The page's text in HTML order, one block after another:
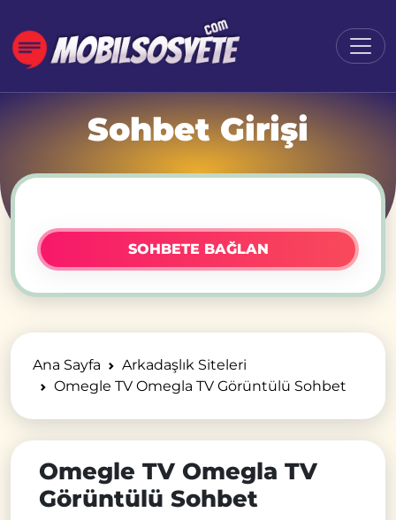
Sohbet Girişi
SOHBETE BAĞLAN
Ana Sayfa
Arkadaşlık Siteleri
Omegle TV Omegla TV Görüntülü Sohbet
Omegle TV Omegla TV
Görüntülü Sohbet